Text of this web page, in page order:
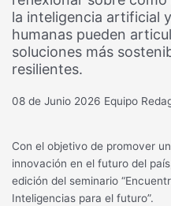
la inteligencia artificial
humanas pueden
soluciones más
resilientes.
08 de Junio 2026 Equipo
Con el objetivo de promover
innovación en el futuro del
edición del seminario
Inteligencias para el futuro”.